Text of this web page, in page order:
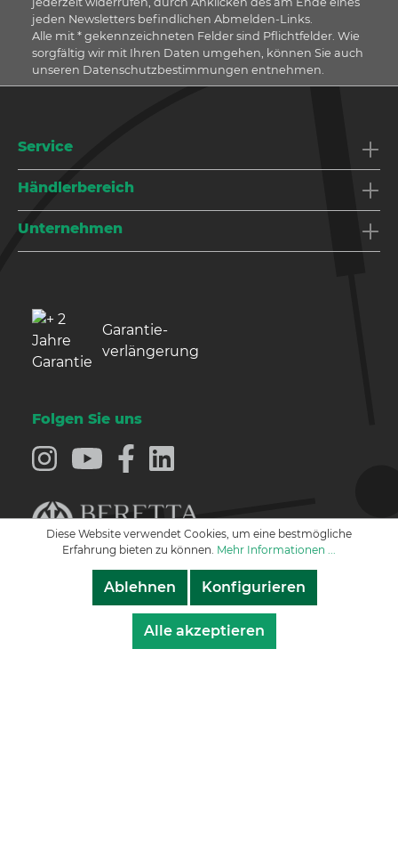
jeden Newsletters befindlichen Abmelden-Links.
Alle mit * gekennzeichneten Felder sind Pflichtfelder. Wie
sorgfältig wir mit Ihren Daten umgehen, können Sie auch
unseren Datenschutzbestimmungen entnehmen.
Service
Händlerbereich
Unternehmen
Garantie­
verlängerung
Folgen Sie uns
© 2021 Manfred Alberts GmbH
Diese Website verwendet Cookies, um eine bestmögliche
Erfahrung bieten zu können. Mehr Informationen ...
Ablehnen Konfigurieren
Alle akzeptieren